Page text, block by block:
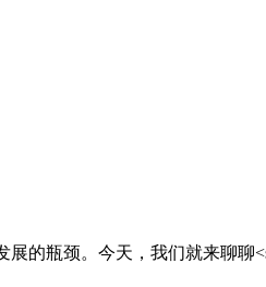
的瓶颈。今天，我们就来聊聊